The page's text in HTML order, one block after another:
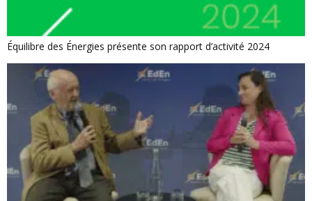
Équilibre des Énergies présente son rapport d’activité 2024